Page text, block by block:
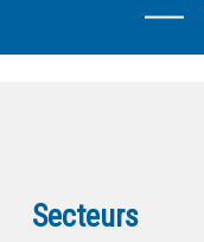
Secteurs